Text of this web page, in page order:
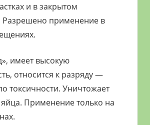
и в закрытом
применение в
имеет высокую
относится к разряду —
токсичности. Уничтожает
Применение только на